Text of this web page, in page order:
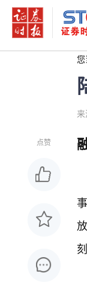
您
点赞